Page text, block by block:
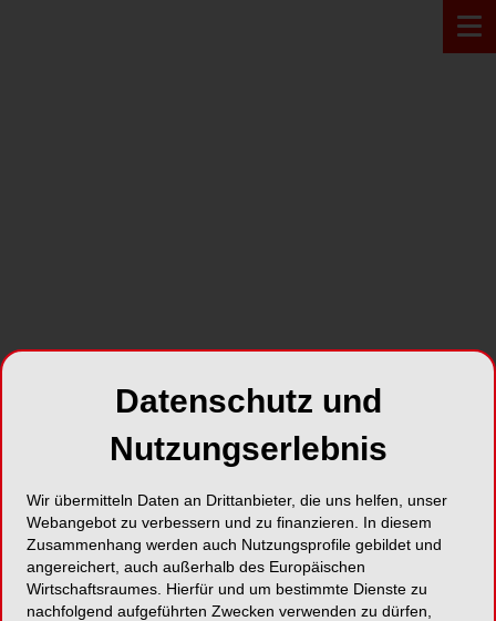
Datenschutz und
Nutzungserlebnis
Wir übermitteln Daten an Drittanbieter, die uns helfen, unser
Webangebot zu verbessern und zu finanzieren. In diesem
Zusammenhang werden auch Nutzungsprofile gebildet und
angereichert, auch außerhalb des Europäischen
Wirtschaftsraumes. Hierfür und um bestimmte Dienste zu
nachfolgend aufgeführten Zwecken verwenden zu dürfen,